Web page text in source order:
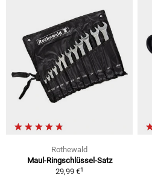
Rothewald
Maul-Ringschlüssel-Satz
29,99 €1